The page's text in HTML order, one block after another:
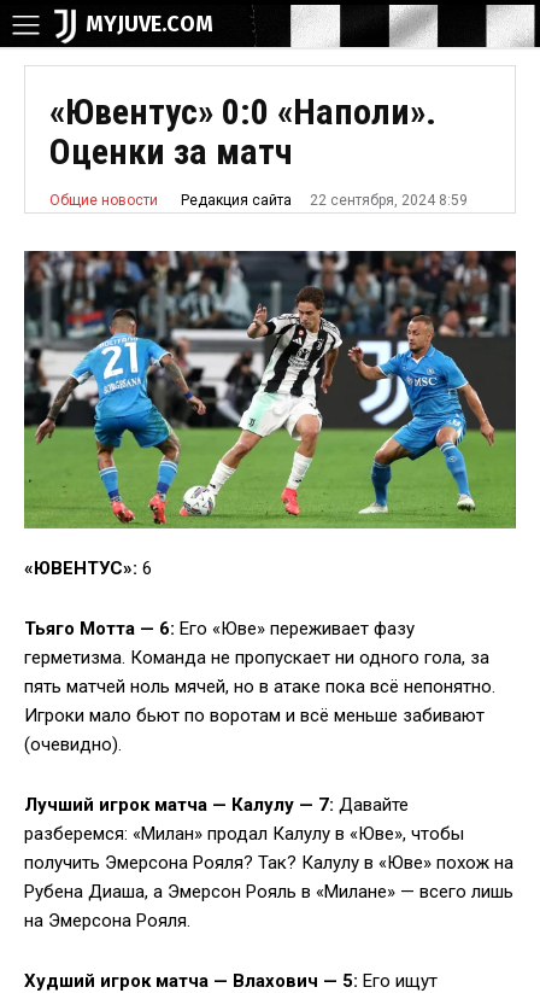
MYJUVE.COM
«Ювентус» 0:0 «Наполи».
Оценки за матч
Общие новости Редакция сайта 22 сентября, 2024 8:59
«ЮВЕНТУС»: 6
Тьяго Мотта — 6: Его «Юве» переживает фазу
герметизма. Команда не пропускает ни одного гола, за
пять матчей ноль мячей, но в атаке пока всё непонятно.
Игроки мало бьют по воротам и всё меньше забивают
(очевидно).
Лучший игрок матча — Калулу — 7: Давайте
разберемся: «Милан» продал Калулу в «Юве», чтобы
получить Эмерсона Рояля? Так? Калулу в «Юве» похож на
Рубена Диаша, а Эмерсон Рояль в «Милане» — всего лишь
на Эмерсона Рояля.
Худший игрок матча — Влахович — 5: Его ищут